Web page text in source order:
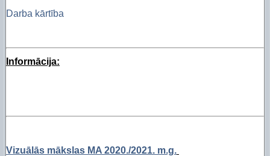
Darba kārtība
Informācija:
Vizuālās mākslas MA 2020./2021. m.g.